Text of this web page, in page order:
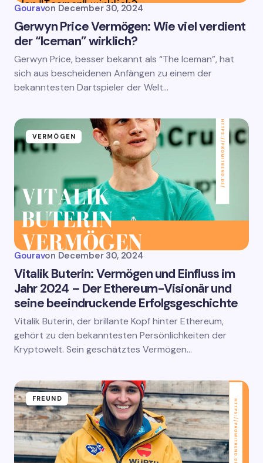
Gouravon December 30, 2024
Gerwyn Price Vermögen: Wie viel verdient
der “Iceman” wirklich?
Gerwyn Price, besser bekannt als “The Iceman”, hat
sich aus bescheidenen Anfängen zu einem der
bekanntesten Dartspieler der Welt…
VERMÖGEN
Gouravon December 30, 2024
Vitalik Buterin: Vermögen und Einfluss im
Jahr 2024 – Der Ethereum-Visionär und
seine beeindruckende Erfolgsgeschichte
Vitalik Buterin, der brillante Kopf hinter Ethereum,
gehört zu den bekanntesten Persönlichkeiten der
Kryptowelt. Sein geschätztes Vermögen…
FREUND